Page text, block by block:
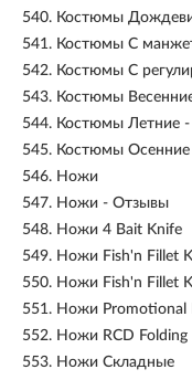
540. Костюмы
541. Костюмы С
542. Костюмы С
543. Костюмы
544. Костюмы Летние
545. Костюмы
546. Ножи
547. Ножи - Отзывы
548. Ножи 4 Bait Knife
549. Ножи Fish'n Fillet
550. Ножи Fish'n Fillet
551. Ножи Promotional
552. Ножи RCD Folding
553. Ножи Складные